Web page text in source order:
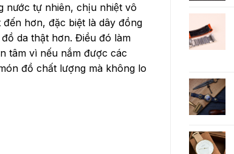
nước tự nhiên, chịu nhiệt vô
hơn, đặc biệt là dây đồng
da thật hơn. Điều đó làm
tâm vì nếu nắm được các
đồ chất lượng mà không lo